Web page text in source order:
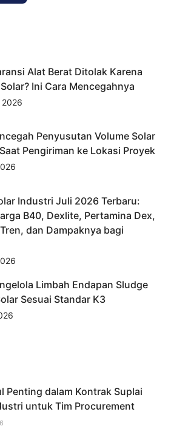
Alat Berat Ditolak Karena
Ini Cara Mencegahnya
Penyusutan Volume Solar
Pengiriman ke Lokasi Proyek
Industri Juli 2026 Terbaru:
B40, Dexlite, Pertamina Dex,
dan Dampaknya bagi
Limbah Endapan Sludge
Sesuai Standar K3
Penting dalam Kontrak Suplai
untuk Tim Procurement